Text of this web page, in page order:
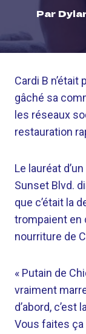
Par
Cardi B
gâché sa
les réseaux
restauration
Le lauréat
Sunset Blvd.
que c’était la
trompaient en
nourriture de
« Putain de
vraiment
d’abord,
Vous faites